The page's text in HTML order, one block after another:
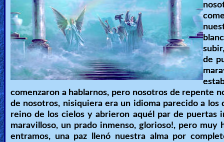
🎞
Godly
Movies
🎞
CBN
Videos
🎞
de
comenzaron a hablarnos, pero nosotros de repente
de nosotros, nisiquiera era un idioma parecido a
reino de los cielos y abrieron aquél par de puertas
maravilloso, un prado inmenso, glorioso!, pero muy
entramos, una paz llenó nuestra alma por